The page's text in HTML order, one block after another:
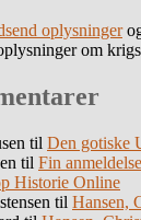
oplysninger
om
til Den gotiske
til Fin
Historie Online
til Hansen,